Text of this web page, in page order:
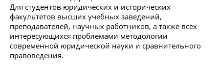
Для студентов юридических и исторических
факультетов высших учебных заведений,
преподавателей, научных работников, а также всех
интересующихся проблемами методологии
современной юридической науки и сравнительного
правоведения.